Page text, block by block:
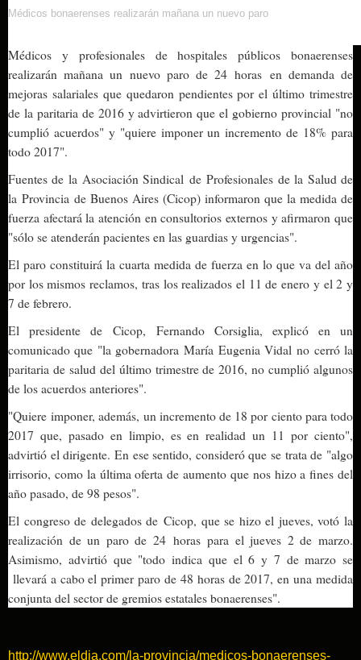
Médicos bonaerenses realizarán mañana un nuevo paro
Médicos y profesionales de hospitales públicos bonaerenses
realizarán mañana un nuevo paro de 24horas en demanda de
mejoras salariales que quedaron pendientes por el último trimestre
de la paritaria de 2016 y advirtieron que el gobierno provincial "no
cumplió acuerdos" y "quiere imponer un incremento de 18% para
todo 2017".
Fuentes de la Asociación Sindical de Profesionalesde la Salud de
la Provincia de Buenos Aires (Cicop) informaron que la medida de
fuerza afectará la atención en consultorios externos y afirmaron que
"sólo se atenderán pacientes en las guardias y urgencias".
El paro constituirá la cuarta medida de fuerza en lo que va del año
por los mismos reclamos, tras los realizados el 11 de enero y el 2 y
7 de febrero.
El presidente de Cicop, Fernando Corsiglia, explicó en un
comunicado que "la gobernadoraMaría Eugenia Vidal no cerró la
paritaria de salud del último trimestre de 2016, no cumplió algunos
de los acuerdos anteriores".
"Quiere imponer, además, un incremento de 18 por ciento para todo
2017 que, pasado en limpio, es en realidad un 11 por ciento",
advirtió el dirigente. En ese sentido, consideró que se trata de "algo
irrisorio, como la última oferta de aumento que nos hizo a fines del
año pasado, de 98 pesos".
El congreso de delegados de Cicop, que se hizo el jueves, votó la
realización de un paro de 24 horaspara el jueves 2 de marzo.
Asimismo, advirtió que "todo indica que el 6 y 7 de marzo se
llevará a cabo el primer paro de 48 horas de 2017, en una medida
conjunta del sector de gremios estatales bonaerenses".
http://www.eldia.com/la-provincia/medicos-bonaerenses-